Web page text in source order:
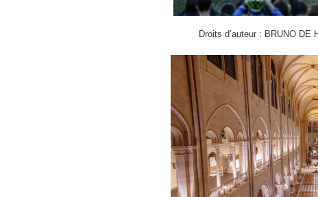
Droits d’auteur : BRUNO DE